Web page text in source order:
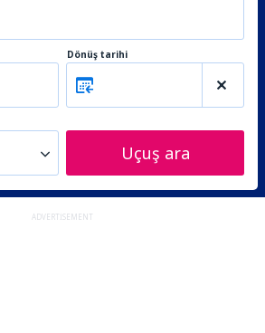
Dönüş tarihi
Uçuş ara
ADVERTISEMENT